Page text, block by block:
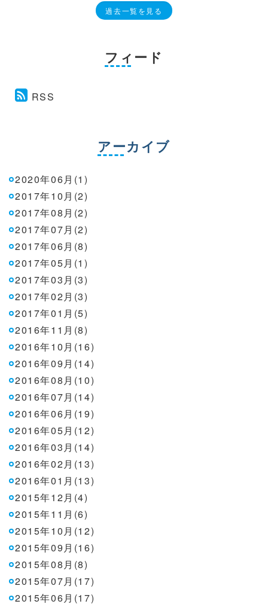
過去一覧を見る
フィード
RSS
アーカイブ
2020年06月(1)
2017年10月(2)
2017年08月(2)
2017年07月(2)
2017年06月(8)
2017年05月(1)
2017年03月(3)
2017年02月(3)
2017年01月(5)
2016年11月(8)
2016年10月(16)
2016年09月(14)
2016年08月(10)
2016年07月(14)
2016年06月(19)
2016年05月(12)
2016年03月(14)
2016年02月(13)
2016年01月(13)
2015年12月(4)
2015年11月(6)
2015年10月(12)
2015年09月(16)
2015年08月(8)
2015年07月(17)
2015年06月(17)